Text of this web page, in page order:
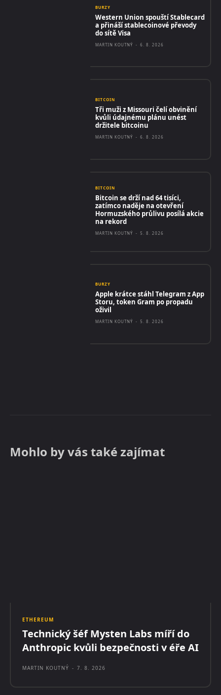
BURZY
Western Union spouští Stablecard
a přináší stablecoinové převody
do sítě Visa
MARTIN KOUTNÝ - 6. 8. 2026
BITCOIN
Tři muži z Missouri čelí obvinění
kvůli údajnému plánu unést
držitele bitcoinu
MARTIN KOUTNÝ - 6. 8. 2026
BITCOIN
Bitcoin se drží nad 64 tisíci,
zatímco naděje na otevření
Hormuzského průlivu posílá akcie
na rekord
MARTIN KOUTNÝ - 5. 8. 2026
BURZY
Apple krátce stáhl Telegram z App
Storu, token Gram po propadu
oživil
MARTIN KOUTNÝ - 5. 8. 2026
Mohlo by vás také zajímat
ETHEREUM
Technický šéf Mysten Labs míří do
Anthropic kvůli bezpečnosti v éře AI
MARTIN KOUTNÝ - 7. 8. 2026